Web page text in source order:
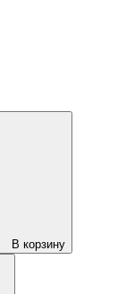
В корзину